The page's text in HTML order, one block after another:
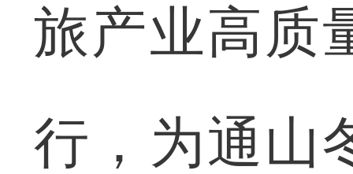
旅产业高质
行，为通山